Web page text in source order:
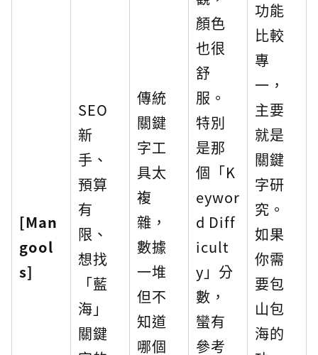
[Man
gool
s]
SEO
新
手、
預算
有
限、
想找
「藍
海」
關鍵
傳統
關鍵
字工
具太
複
雜，
數據
一堆
但不
知道
哪個
顏色
也很
舒
服。
特別
是那
個「K
eywor
d Diff
icult
y」分
數，
蠻有
參考
功能
比較
專
一，
主要
就是
關鍵
字研
究。
如果
你需
要包
山包
海的